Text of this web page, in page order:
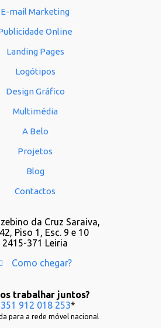
E-mail Marketing
Online
Landing Pages
Logótipos
Design Gráfico
Multimédia
A Belo
Projetos
Blog
Contactos
da Cruz Saraiva,
Piso 1, Esc. 9 e 10
2415-371 Leiria
Como chegar?
trabalhar juntos?
912 018 253*
para a rede móvel nacional